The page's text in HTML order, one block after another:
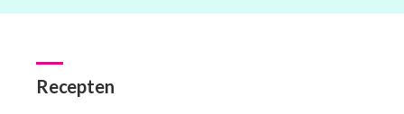
Recepten